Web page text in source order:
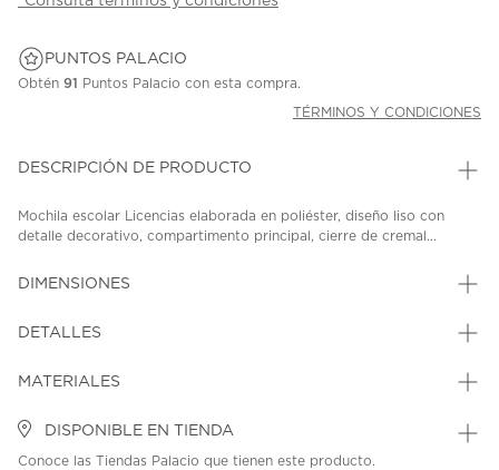
PUNTOS PALACIO
Obtén 91 Puntos Palacio con esta compra.
TÉRMINOS Y CONDICIONES
DESCRIPCIÓN DE PRODUCTO
Mochila escolar Licencias elaborada en poliéster, diseño liso con
detalle decorativo, compartimento principal, cierre de cremal...
DIMENSIONES
DETALLES
MATERIALES
DISPONIBLE EN TIENDA
Conoce las Tiendas Palacio que tienen este producto.